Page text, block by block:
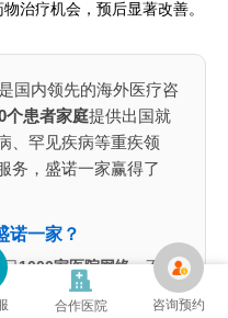
治疗机会，预后显著改善。
国内领先的海外医疗咨
个患者家庭提供出国就
、罕见疾病等重疾领
务，盛诺一家赢得了
诺一家？
日1000家医院网络，不局
优就医路径
合作医院 咨询预约